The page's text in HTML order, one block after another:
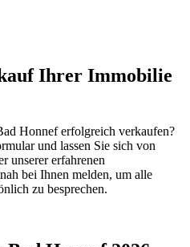
Ihrer Immobilie
Honnef erfolgreich verkaufen?
und lassen Sie sich von
unserer erfahrenen
bei Ihnen melden, um alle
zu besprechen.